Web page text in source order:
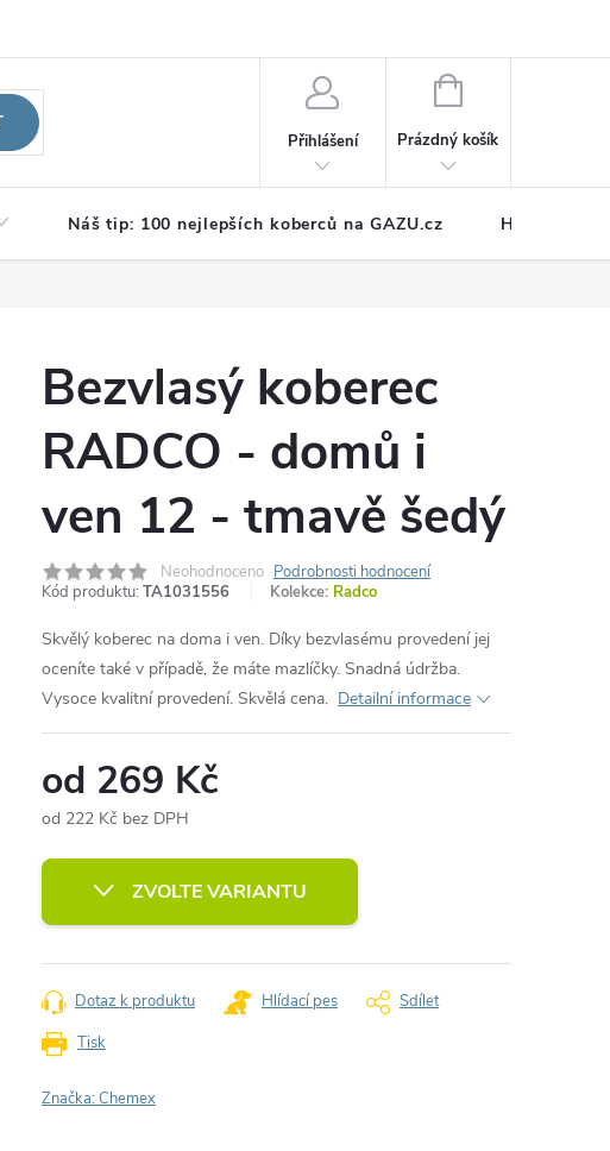
Přihlášení
NÁKUPNÍ
Prázdný košík
Náš tip: 100 nejlepších koberců na GAZU.cz Hodnocení
Bezvlasý koberec
RADCO - domů i
ven 12 - tmavě šedý
Neohodnoceno Podrobnosti hodnocení
Kód produktu: TA1031556 Kolekce: Radco
Skvělý koberec na doma i ven. Díky bezvlasému provedení jej
oceníte také v případě, že máte mazlíčky. Snadná údržba.
Vysoce kvalitní provedení. Skvělá cena. Detailní informace
od 269 Kč
od 222 Kč bez DPH
cena:
ZVOLTE VARIANTU
Tisk
Dotaz k produktu Hlídací pes Sdílet
Značka:Chemex